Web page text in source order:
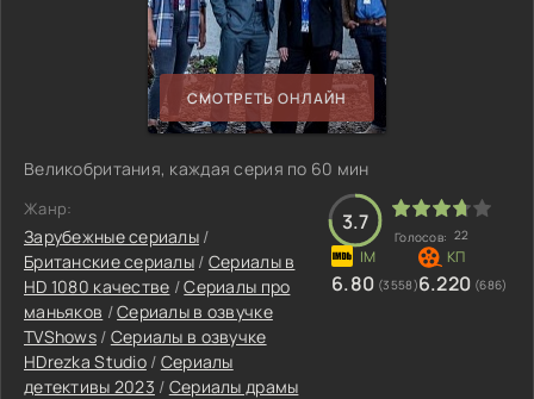
СМОТРЕТЬ ОНЛАЙН
Великобритания, каждая серия по 60 мин
Жанр:
Зарубежные сериалы /
Британские сериалы / Сериалы в
HD 1080 качестве /Сериалы про
маньяков /Сериалы в озвучке
TVShows/ Сериалы в озвучке
HDrezka Studio/ Сериалы
детективы 2023 / Сериалы драмы
3.7
Голосов: 22
6.80 (3558)6.220 (686)